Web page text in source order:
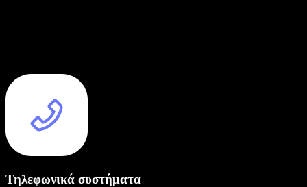
Τηλεφωνικά συστήματα